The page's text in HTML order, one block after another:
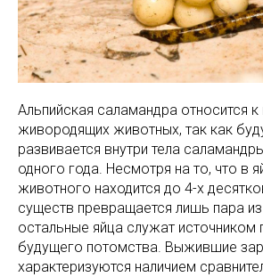
Альпийская саламандра относится к
живородящих животных, так как
развивается внутри тела
одного года. Несмотря на то, что в
животного находится до 4-х
существ превращается лишь пара из
остальные яйца служат источником
будущего потомства. Выжившие
характеризуются наличием